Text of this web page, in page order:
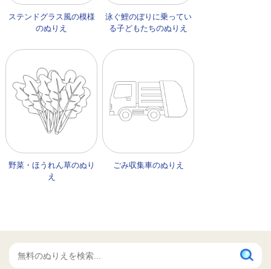
ステンドグラス風の模様
のぬりえ
泳ぐ鯉のぼりに乗ってい
る子どもたちのぬりえ
野菜・ほうれん草のぬり
え
ごみ収集車のぬりえ